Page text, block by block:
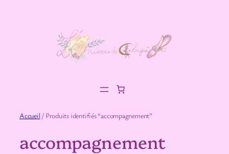
Accueil/ Produits identifiés “accompagnement”
accompagnement